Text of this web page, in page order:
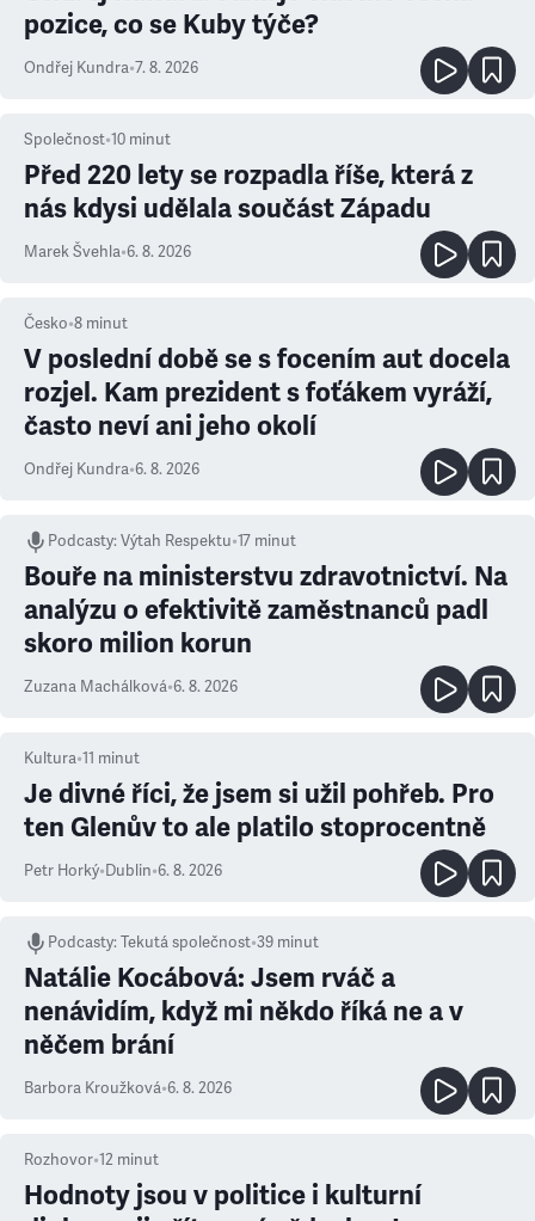
pozice, co se Kuby týče?
Ondřej Kundra•7. 8. 2026
Společnost•10 minut
Před 220 lety se rozpadla říše, která z
nás kdysi udělala součást Západu
Marek Švehla•6. 8. 2026
Česko•8 minut
V poslední době se s focením aut docela
rozjel. Kam prezident s foťákem vyráží,
často neví ani jeho okolí
Ondřej Kundra•6. 8. 2026
Podcasty:Výtah Respektu•17 minut
Bouře na ministerstvu zdravotnictví. Na
analýzu o efektivitě zaměstnanců padl
skoro milion korun
Zuzana Machálková•6. 8. 2026
Kultura•11 minut
Je divné říci, že jsem si užil pohřeb. Pro
ten Glenův to ale platilo stoprocentně
Petr Horký•Dublin•6. 8. 2026
Podcasty:Tekutá společnost•39 minut
Natálie Kocábová: Jsem rváč a
nenávidím, když mi někdo říká ne a v
něčem brání
Barbora Kroužková•6. 8. 2026
Rozhovor•12 minut
Hodnoty jsou v politice i kulturní